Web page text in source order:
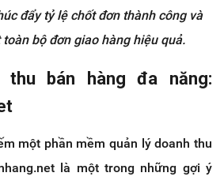
đẩy tỷ lệ chốt đơn thành công và
bộ đơn giao hàng hiệu quả.
thu bán hàng đa năng:
một phần mềm quản lý doanh thu
là một trong những gợi ý